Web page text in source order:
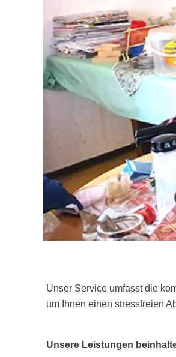
Unser Service umfasst die
um Ihnen einen stressfreien
Unsere Leistungen